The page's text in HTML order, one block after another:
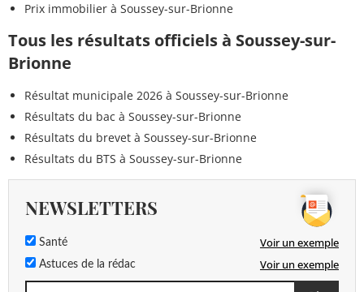
Prix immobilier à Soussey-sur-Brionne
Tous les résultats officiels à Soussey-sur-
Brionne
Résultat municipale 2026 à Soussey-sur-Brionne
Résultats du bac à Soussey-sur-Brionne
Résultats du brevet à Soussey-sur-Brionne
Résultats du BTS à Soussey-sur-Brionne
NEWSLETTERS
Santé Voir un exemple
Astuces de la rédac Voir un exemple